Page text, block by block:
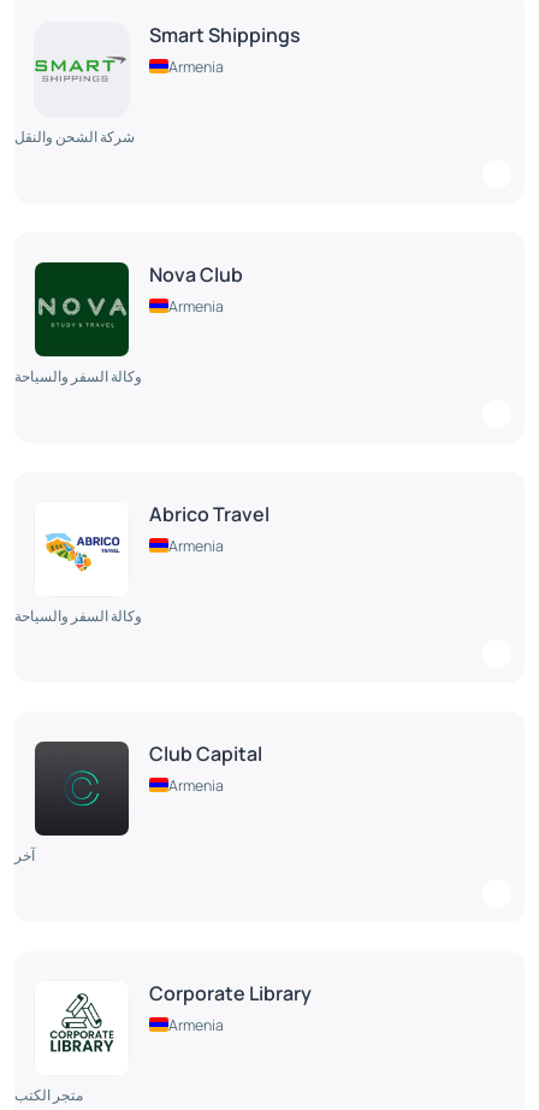
Smart Shippings
Armenia
شركة الشحن والنقل
Nova Club
Armenia
وكالة السفر والسياحة
Abrico Travel
Armenia
وكالة السفر والسياحة
Club Capital
Armenia
آخر
Corporate Library
Armenia
متجر الكتب